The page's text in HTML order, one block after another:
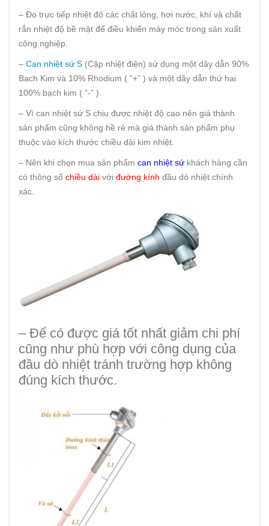
– Đo trực tiếp nhiệt độ các chất lỏng, hơi nước, khí và chất
rắn nhiệt độ bề mặt để điều khiển máy móc trong sản xuất
công nghiệp.
– Can nhiệt sứ S (Cặp nhiệt điện) sử dụng một dây dẫn 90%
Bạch Kim và 10% Rhodium ( “+” ) và một dây dẫn thứ hai
100% bạch kim ( “-” ).
– Vì can nhiệt sứ S chịu được nhiệt độ cao nên giá thành
sản phẩm cũng không hề rẻ mà giá thành sản phẩm phụ
thuộc vào kích thước chiều dài kim nhiệt.
– Nên khi chọn mua sản phẩm can nhiệt sứ khách hàng cần
có thông số chiều dài với đường kính đầu dò nhiệt chính
xác.
– Để có được giá tốt nhất giảm chi phí
cũng như phù hợp với công dụng của
đầu dò nhiệt tránh trường hợp không
đúng kích thước.